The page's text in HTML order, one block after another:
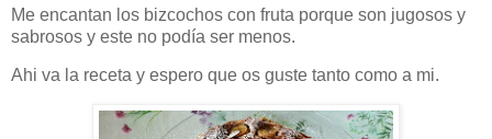
Me encantan los bizcochos con fruta porque son jugosos y
sabrosos y este no podía ser menos.
Ahi va la receta y espero que os guste tanto como a mi.